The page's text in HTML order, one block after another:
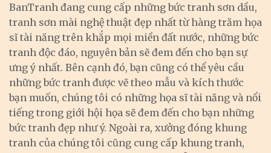
BanTranh đang cung cấp những bức tranh sơn dầu,
tranh sơn mài nghệ thuật đẹp nhất từ hàng trăm họa
sĩ tài năng trên khắp mọi miền đất nước, những bức
tranh độc đáo, nguyên bản sẽ đem đến cho bạn sự
ưng ý nhất. Bên cạnh đó, bạn cũng có thể yêu cầu
những bức tranh được vẽ theo mẫu và kích thước
bạn muốn, chúng tôi có những họa sĩ tài năng và nổi
tiếng trong giới hội họa sẽ đem đến cho bạn những
bức tranh đẹp như ý. Ngoài ra, xưởng đóng khung
tranh của chúng tôi cũng cung cấp khung tranh,